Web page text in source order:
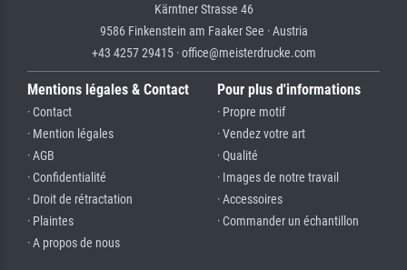
Kärntner Strasse 46
9586 Finkenstein am Faaker See · Austria
+43 4257 29415 · office@meisterdrucke.com
Mentions légales & Contact
· Contact
· Mention légales
· AGB
· Confidentialité
· Droit de rétractation
· Plaintes
· A propos de nous
Pour plus d'informations
· Propre motif
· Vendez votre art
· Qualité
· Images de notre travail
· Accessoires
· Commander un échantillon